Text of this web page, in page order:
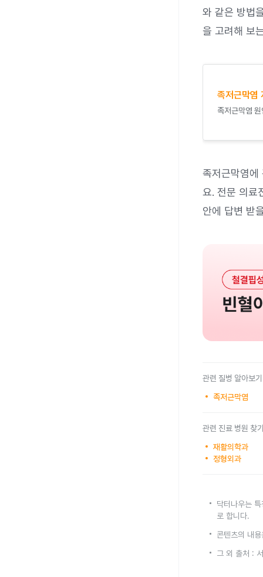
와 같은 방법
을 고려해 보
족저근막염
족저근막염
족저근막염
요. 전문 의료
안에 답변 받
관련 질병 알아보기
족저근막염
관련 진료 병원 찾
재활의학과
정형외과
닥터나우는
로 합니다.
콘텐츠의 내
그 외 출처 :